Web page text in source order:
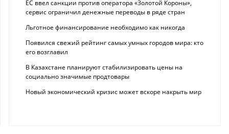
ЕС ввел санкции против оператора «Золотой Короны»,
сервис ограничил денежные переводы в ряде стран
Льготное финансирование необходимо как никогда
Появился свежий рейтинг самых умных городов мира: кто
его возглавил
В Казахстане планируют стабилизировать цены на
социально значимые продтовары
Новый экономический кризис может вскоре накрыть мир